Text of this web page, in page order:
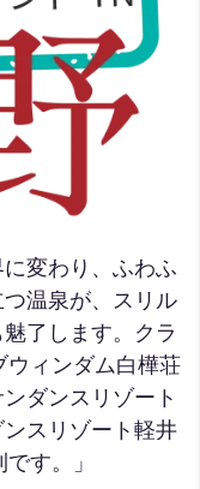
に変わり、ふわふ
温泉が、スリル
了します。クラ
ウィンダム白樺荘
ダンスリゾート
スリゾート軽井
す。」